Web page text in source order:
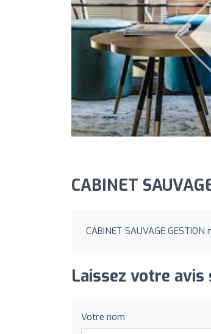
CABINET
CABINET SAUVAGE
Laissez votre avis
Votre nom